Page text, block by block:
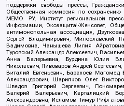
поддержки свободы прессы,
Общественная комиссия по сохранению
МЕМО. РУ, Институт региональной
Информации, Экозащита!-Женсовет,
антимонопольная ассоциация,
Сергей Владимирович, Милославский
Вадимовна, Чанышева Лилия
Туровский Александр Алексеевич,
Анна Валерьевна, Бурдина Юлия
Николаевич, Пивоваров Андрей Сергеевич,
Виталий Евгеньевич, Барахоев
Александрович, Шарипков Олег
Шведов Григорий Сергеевич,
Валерий Валерьевич, Каргалицкий
Александровна, Исламов Тимур